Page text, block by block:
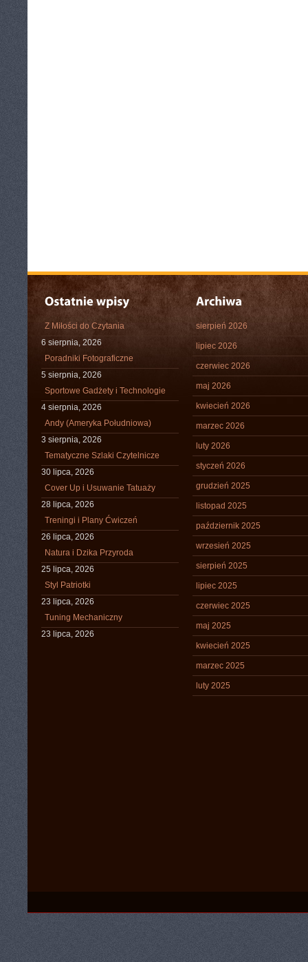
Z Miłości do Czytania
6 sierpnia, 2026
Poradniki Fotograficzne
5 sierpnia, 2026
Sportowe Gadżety i Technologie
4 sierpnia, 2026
Andy (Ameryka Południowa)
3 sierpnia, 2026
Tematyczne Szlaki Czytelnicze
30 lipca, 2026
Cover Up i Usuwanie Tatuaży
28 lipca, 2026
Treningi i Plany Ćwiczeń
26 lipca, 2026
Natura i Dzika Przyroda
25 lipca, 2026
Styl Patriotki
23 lipca, 2026
Tuning Mechaniczny
23 lipca, 2026
sierpień 2026
lipiec 2026
czerwiec 2026
maj 2026
kwiecień 2026
marzec 2026
luty 2026
styczeń 2026
grudzień 2025
listopad 2025
październik 2025
wrzesień 2025
sierpień 2025
lipiec 2025
czerwiec 2025
maj 2025
kwiecień 2025
marzec 2025
luty 2025